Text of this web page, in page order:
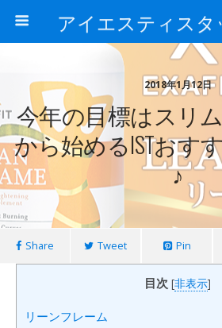
2018年1月12日
今年の目標はスリ
から始めるISTおす
♪
Share Tweet Pin
目次 [非表示]
リーンフレーム